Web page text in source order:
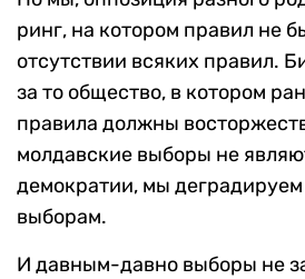
ринг, на котором правил не
отсутствии всяких правил.
за то общество, в котором
правила должны
молдавские выборы не
демократии, мы
выборам.
И давным-давно выборы не